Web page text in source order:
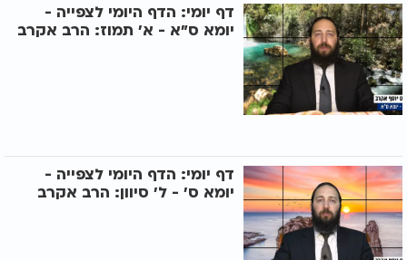
דף יומי: הדף היומי לצפייה -
יומא ס"א - א' תמוז: הרב אקרב
דף יומי: הדף היומי לצפייה -
יומא ס' - ל' סיוון: הרב אקרב